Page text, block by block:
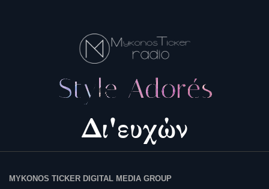
MYKONOS TICKER DIGITAL MEDIA GROUP